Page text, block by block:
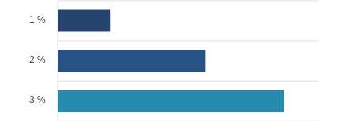
1 %
2 %
3 %